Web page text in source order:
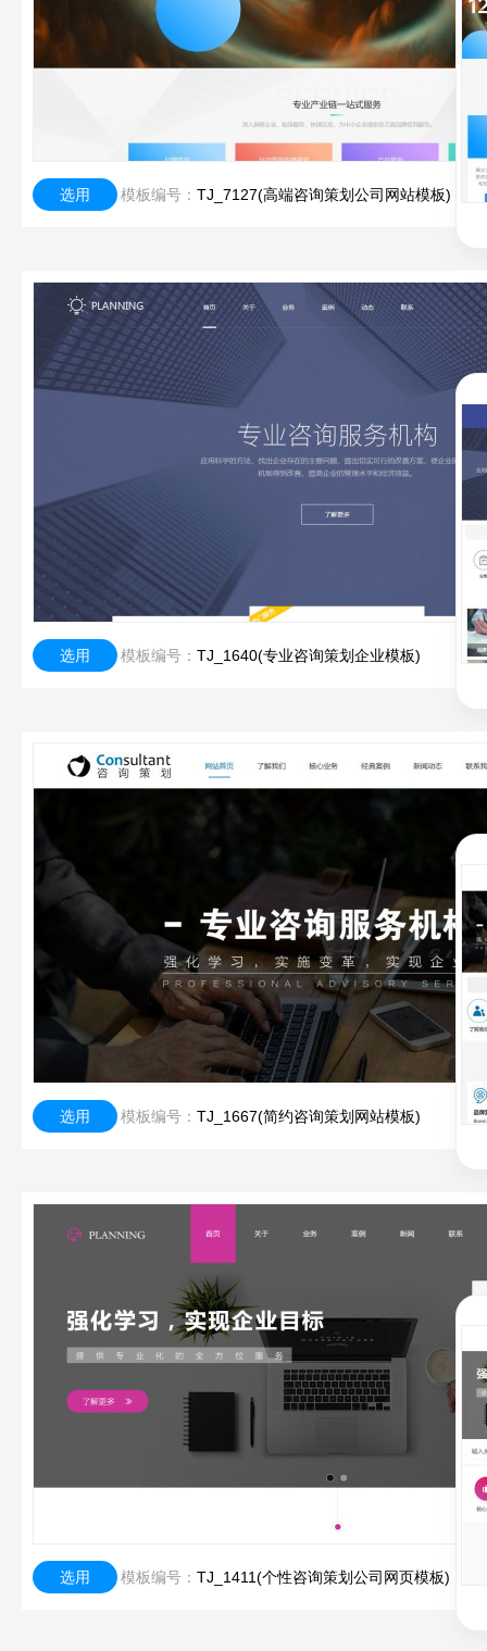
选用 模板编号： TJ_7127(高端咨询策划公司网站模板)
选用 模板编号： TJ_1640(专业咨询策划企业模板)
选用 模板编号： TJ_1667(简约咨询策划网站模板)
选用 模板编号： TJ_1411(个性咨询策划公司网页模板)